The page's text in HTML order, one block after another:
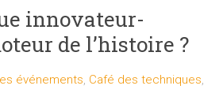
innovateur-
de l’histoire ?
événements, Café des techniques,